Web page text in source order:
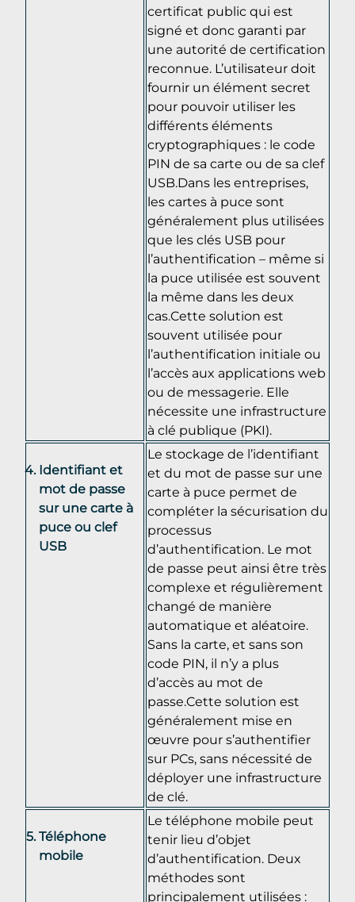
certificat public qui est
signé et donc garanti par
une autorité de certification
reconnue. L’utilisateur doit
fournir un élément secret
pour pouvoir utiliser les
différents éléments
cryptographiques : le code
PIN de sa carte ou de sa clef
USB.Dans les entreprises,
les cartes à puce sont
généralement plus utilisées
que les clés USB pour
l’authentification – même si
la puce utilisée est souvent
la même dans les deux
cas.Cette solution est
souvent utilisée pour
l’authentification initiale ou
l’accès aux applications web
ou de messagerie. Elle
nécessite une infrastructure
à clé publique (PKI).
Identifiant et
mot de passe
sur une carte à
puce ou clef
USB
Le stockage de l’identifiant
et du mot de passe sur une
carte à puce permet de
compléter la sécurisation du
processus
d’authentification. Le mot
de passe peut ainsi être très
complexe et régulièrement
changé de manière
automatique et aléatoire.
Sans la carte, et sans son
code PIN, il n’y a plus
d’accès au mot de
passe.Cette solution est
généralement mise en
œuvre pour s’authentifier
sur PCs, sans nécessité de
déployer une infrastructure
de clé.
Téléphone
mobile
Le téléphone mobile peut
tenir lieu d’objet
d’authentification. Deux
méthodes sont
principalement utilisées :